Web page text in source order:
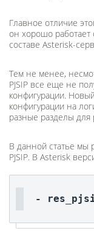
Главное отличие
он хорошо работает
составе Asterisk-
Тем не менее,
PJSIP все еще не
конфигурации.
конфигурации на
разные разделы для
В данной статье мы
PJSIP. В Asterisk
-